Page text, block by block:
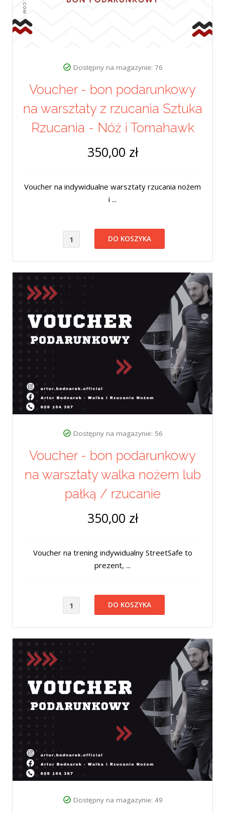
Dostępny na magazynie: 76
Voucher - bon podarunkowy
na warsztaty z rzucania Sztuka
Rzucania - Nóż i Tomahawk
350,00 zł
Voucher na indywidualne warsztaty rzucania nożem
i ...
Dostępny na magazynie: 56
Voucher - bon podarunkowy
na warsztaty walka nożem lub
pałką / rzucanie
350,00 zł
Voucher na trening indywidualny StreetSafe to
prezent, ...
Dostępny na magazynie: 49